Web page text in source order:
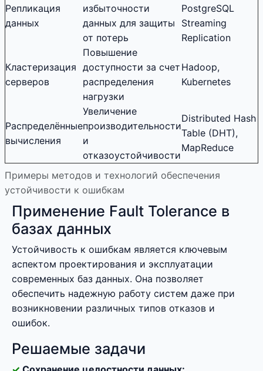
Примеры методов и технологий обеспечения
устойчивости к ошибкам
Репликация
данных
избыточности
данных для защиты
от потерь
PostgreSQL
Streaming
Replication
Кластеризация
серверов
Повышение
доступности за счет
распределения
нагрузки
Hadoop,
Kubernetes
Распределённые
вычисления
Увеличение
производительности
и
отказоустойчивости
Distributed Hash
Table (DHT),
MapReduce
Применение Fault Tolerance в
базах данных
Устойчивость к ошибкам является ключевым
аспектом проектирования и эксплуатации
современных баз данных. Она позволяет
обеспечить надежную работу систем даже при
возникновении различных типов отказов и
ошибок.
Решаемые задачи